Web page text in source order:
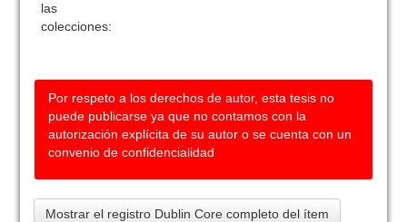
las
colecciones:
Por respeto a los derechos de autor, esta tesis no
puede publicarse ya que no contamos con la
autorización explícita de su autor o se cuenta con un
convenio de confidencialidad
Mostrar el registro Dublin Core completo del ítem